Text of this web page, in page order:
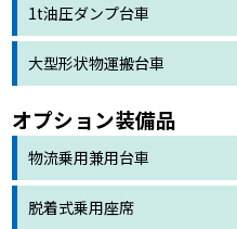
1t油圧ダンプ台車
大型形状物運搬台車
オプション装備品
物流乗用兼用台車
脱着式乗用座席